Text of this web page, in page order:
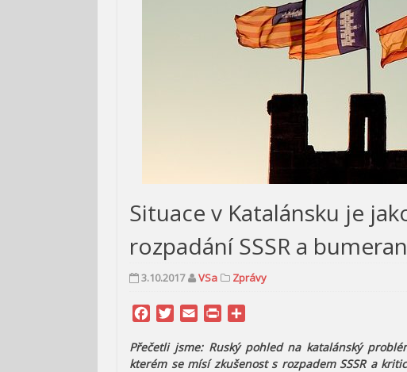
Situace v Katalánsku je
rozpadání SSSR a
3.10.2017 VSa Zprávy
Facebook
Twitter
Email Print
Přečetli jsme: Ruský pohled na katalánský
kterém se mísí zkušenost s rozpadem SSSR a